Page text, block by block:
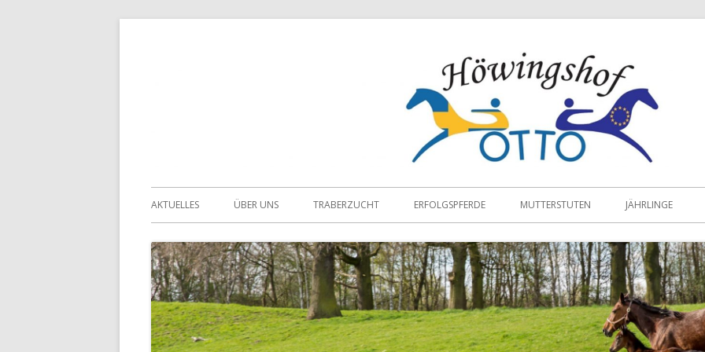
Primäres
Menü
AKTUELLES ÜBER UNS TRABERZUCHT ERFOLGSPFERDE MUTTERSTUTEN JÄHRLINGE